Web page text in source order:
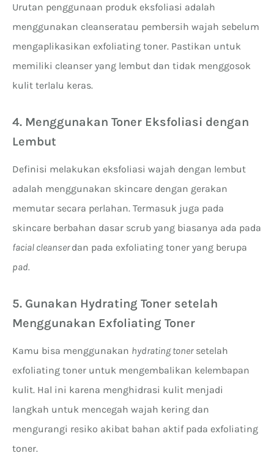
Urutan penggunaan produk eksfoliasi adalah
menggunakan cleanseratau pembersih wajah sebelum
mengaplikasikan exfoliating toner. Pastikan untuk
memiliki cleanser yang lembut dan tidak menggosok
kulit terlalu keras.
4. Menggunakan Toner Eksfoliasi dengan
Lembut
Definisi melakukan eksfoliasi wajah dengan lembut
adalah menggunakan skincare dengan gerakan
memutar secara perlahan. Termasuk juga pada
skincare berbahan dasar scrub yang biasanya ada pada
facial cleanserdan pada exfoliating toner yang berupa
pad.
5. Gunakan Hydrating Toner setelah
Menggunakan Exfoliating Toner
Kamu bisa menggunakan hydrating tonersetelah
exfoliating toner untuk mengembalikan kelembapan
kulit. Hal ini karena menghidrasi kulit menjadi
langkah untuk mencegah wajah kering dan
mengurangi resiko akibat bahan aktif pada exfoliating
toner.